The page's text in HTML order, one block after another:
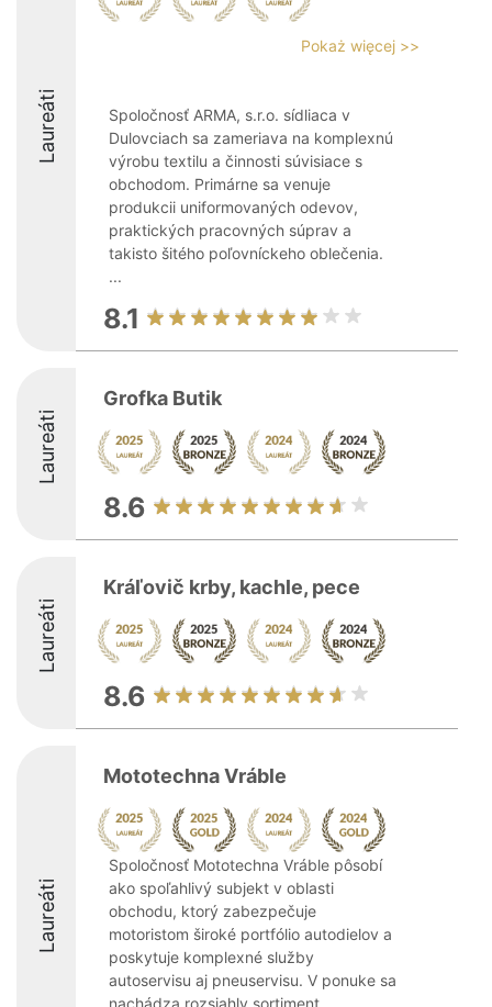
Laureáti
Pokaż więcej >>
Spoločnosť ARMA, s.r.o. sídliaca v
Dulovciach sa zameriava na komplexnú
výrobu textilu a činnosti súvisiace s
obchodom. Primárne sa venuje
produkcii uniformovaných odevov,
praktických pracovných súprav a
takisto šitého poľovníckeho oblečenia.
...
8.1
Laureáti
Grofka Butik
8.6
Laureáti
Kráľovič krby, kachle, pece
8.6
Laureáti
Mototechna Vráble
Spoločnosť Mototechna Vráble pôsobí
ako spoľahlivý subjekt v oblasti
obchodu, ktorý zabezpečuje
motoristom široké portfólio autodielov a
poskytuje komplexné služby
autoservisu aj pneuservisu. V ponuke sa
nachádza rozsiahly sortiment